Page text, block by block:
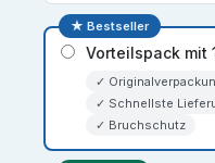
★ Bestseller
Vorteilspack mit
✓
✓ Schnellste
✓ Bruchschutz